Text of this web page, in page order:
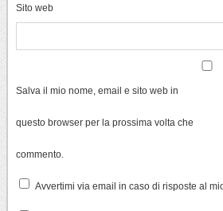
Sito web
Salva il mio nome, email e sito web in
questo browser per la prossima volta che
commento.
Avvertimi via email in caso di risposte al